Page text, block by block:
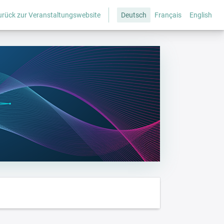
zur Veranstaltungswebsite Deutsch Français English